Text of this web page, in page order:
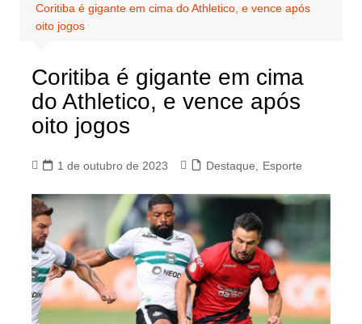
Coritiba é gigante em cima do Athletico, e vence após
oito jogos
Coritiba é gigante em cima
do Athletico, e vence após
oito jogos
1 de outubro de 2023 Destaque Esporte